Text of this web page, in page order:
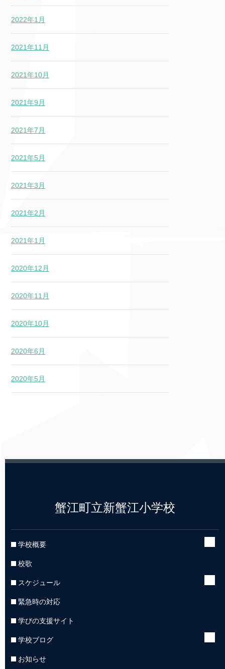
2022年1月
2021年11月
2021年10月
2021年9月
2021年7月
2021年5月
2021年3月
2021年2月
2021年1月
2020年12月
2020年11月
2020年10月
2020年6月
2020年5月
蟹江町立新蟹江小学校
学校概要
校歌
スケジュール
緊急時の対応
学びの支援サイト
学校ブログ
お知らせ